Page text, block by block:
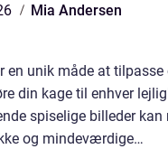
Mia Andersen
en unik måde at tilpasse
din kage til enhver
spiselige billeder kan
og mindeværdige